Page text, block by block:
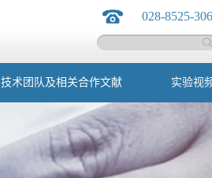
028-8525-
技术团队及相关合作文献 实验视